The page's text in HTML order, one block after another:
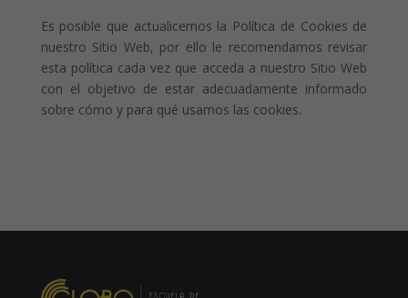
Es posible que actualicemos la Política de Cookies de
nuestro Sitio Web, por ello le recomendamos revisar
esta política cada vez que acceda a nuestro Sitio Web
con el objetivo de estar adecuadamente informado
sobre cómo y para qué usamos las cookies.